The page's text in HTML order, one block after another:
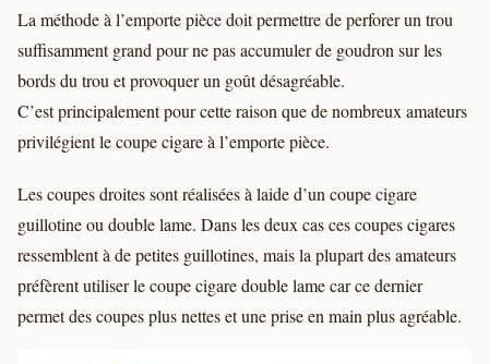
La méthode à l’emporte pièce doit permettre de perforer un trou
suffisamment grand pour ne pas accumuler de goudron sur les
bords du trou et provoquer un goût désagréable.
C’est principalement pour cette raison que de nombreux amateurs
privilégient le coupe cigare à l’emporte pièce.
Les coupes droites sont réalisées à laide d’un coupe cigare
guillotine ou double lame. Dans les deux cas ces coupes cigares
ressemblent à de petites guillotines, mais la plupart des amateurs
préfèrent utiliser le coupe cigare double lame car ce dernier
permet des coupes plus nettes et une prise en main plus agréable.